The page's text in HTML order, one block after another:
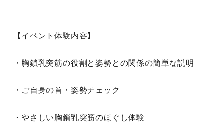
【イベント体験内容】
・胸鎖乳突筋の役割と姿勢との関係の簡単な説明
・ご自身の首・姿勢チェック
・やさしい胸鎖乳突筋のほぐし体験